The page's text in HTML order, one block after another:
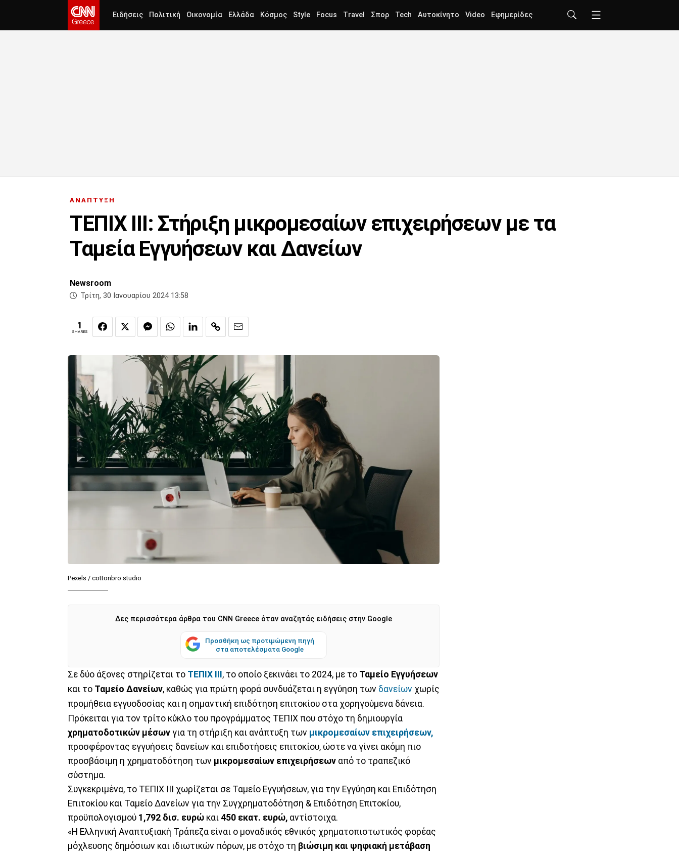
Ειδήσεις Πολιτική Οικονομία Ελλάδα Κόσμος Style Focus Travel Σπορ Tech Αυτοκίνητο Video Εφημερίδες
ΑΝΑΠΤΥΞΗ
ΤΕΠΙΧ ΙΙΙ: Στήριξη μικρομεσαίων επιχειρήσεων με τα
Ταμεία Εγγυήσεων και Δανείων
Newsroom
Τρίτη, 30 Ιανουαρίου 2024 13:58
1
SHARES
Pexels / cottonbro studio
Δες περισσότερα άρθρα του CNN Greece όταν αναζητάς ειδήσεις στην Google
Προσθήκη ως προτιμώμενη πηγή
στα αποτελέσματα Google
Σε δύο άξονες στηρίζεται το ΤΕΠΙΧ ΙΙΙ, το οποίο ξεκινάει το 2024, με το Ταμείο Εγγυήσεων
και το Ταμείο Δανείων, καθώς για πρώτη φορά συνδυάζεται η εγγύηση των δανείων χωρίς
προμήθεια εγγυοδοσίας και η σημαντική επιδότηση επιτοκίου στα χορηγούμενα δάνεια.
Πρόκειται για τον τρίτο κύκλο του προγράμματος ΤΕΠΙΧ που στόχο τη δημιουργία
χρηματοδοτικών μέσων για τη στήριξη και ανάπτυξη των μικρομεσαίων επιχειρήσεων,
προσφέροντας εγγυήσεις δανείων και επιδοτήσεις επιτοκίου, ώστε να γίνει ακόμη πιο
προσβάσιμη η χρηματοδότηση των μικρομεσαίων επιχειρήσεων από το τραπεζικό
σύστημα.
Συγκεκριμένα, το ΤΕΠΙΧ ΙΙΙ χωρίζεται σε Ταμείο Εγγυήσεων, για την Εγγύηση και Επιδότηση
Επιτοκίου και Ταμείο Δανείων για την Συγχρηματοδότηση & Επιδότηση Επιτοκίου,
προϋπολογισμού 1,792 δισ. ευρώ και 450 εκατ. ευρώ, αντίστοιχα.
«Η Ελληνική Αναπτυξιακή Τράπεζα είναι ο μοναδικός εθνικός χρηματοπιστωτικός φορέας
μόχλευσης δημόσιων και ιδιωτικών πόρων, με στόχο τη βιώσιμη και ψηφιακή μετάβαση